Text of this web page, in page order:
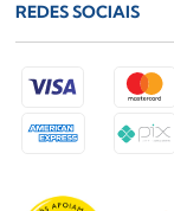
REDES SOCIAIS